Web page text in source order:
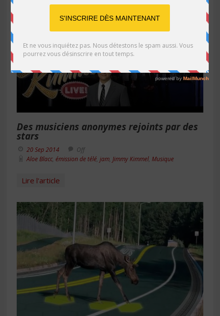
Des musiciens anonymes rejoints par des
stars
20 Sep 2014
Off
Aloe Blacc, émission de télé jam Jimmy Kimmel Musique
Lire l'article